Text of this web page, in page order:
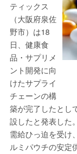
ティックス
（大阪府泉佐
野市）は18
日、健康食
品・サプリメ
ント開発に向
けたサプライ
チェーンの構
築が完了したとし
設したと発表した
需給ひっ迫を受け
ルミパウチの安定